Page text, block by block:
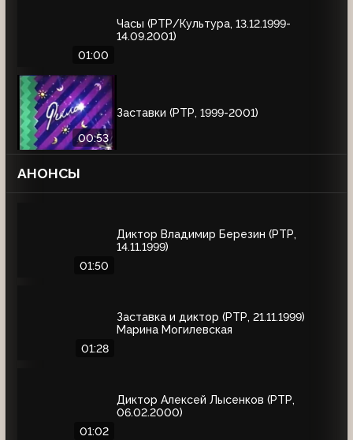
01:00
Часы (РТР/Культура, 13.12.1999-
14.09.2001)
00:53
Заставки (РТР, 1999-2001)
АНОНСЫ
01:50
Диктор Владимир Березин (РТР,
14.11.1999)
01:28
Заставка и диктор (РТР, 21.11.1999)
Марина Могилевская
01:02
Диктор Алексей Лысенков (РТР,
06.02.2000)